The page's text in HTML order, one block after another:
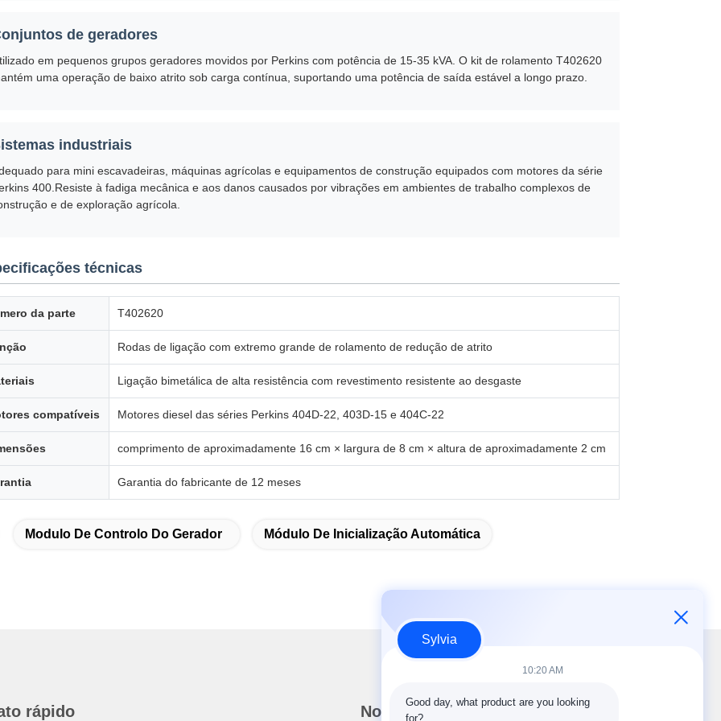
de geradores
em pequenos grupos geradores movidos por Perkins com potência de 15-35 kVA. O kit de rolamento T402620
uma operação de baixo atrito sob carga contínua, suportando uma potência de saída estável a longo prazo.
industriais
para mini escavadeiras, máquinas agrícolas e equipamentos de construção equipados com motores da série
400.Resiste à fadiga mecânica e aos danos causados por vibrações em ambientes de trabalho complexos de
e de exploração agrícola.
técnicas
da parte T402620
Rodas de ligação com extremo grande de rolamento de redução de atrito
Ligação bimetálica de alta resistência com revestimento resistente ao desgaste
compatíveis Motores diesel das séries Perkins 404D-22, 403D-15 e 404C-22
comprimento de aproximadamente 16 cm × largura de 8 cm × altura de aproximadamente 2 cm
Garantia do fabricante de 12 meses
Modulo De Controlo Do Gerador Módulo De Inicialização Automática
rápido Nosso boletim informativo
Sylvia
10:20 AM
Good day, what product are you looking
for?